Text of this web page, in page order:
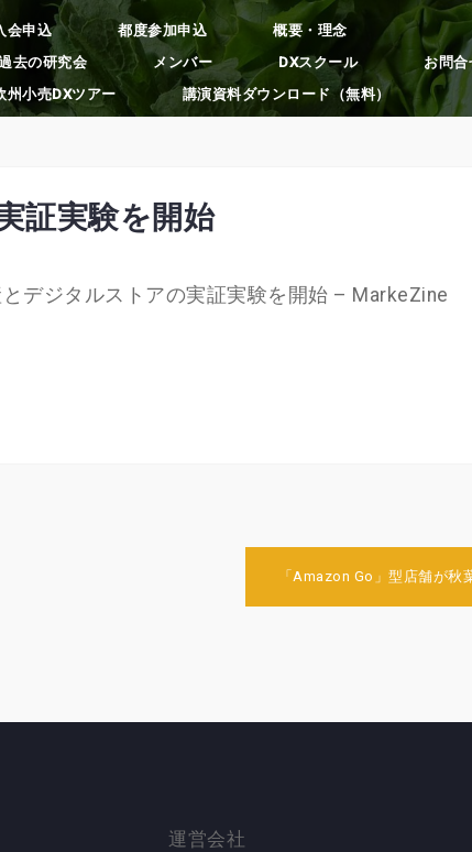
会申込 都度参加申込
概要・理念
去の研究会 メンバー DXスクール
お問合
州小売DXツアー
講演資料ダウンロード（無料）
証実験を開始
デジタルストアの実証実験を開始 – MarkeZine
「Amazon Go」型店舗が秋
運営会社